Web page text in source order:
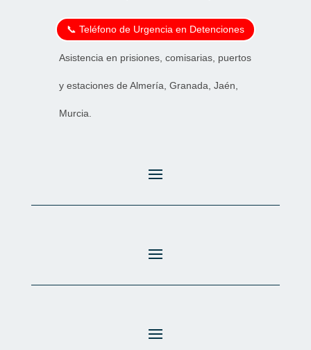
📞 Teléfono de Urgencia en Detenciones
Asistencia en prisiones, comisarias, puertos
y estaciones de Almería, Granada, Jaén,
Murcia.